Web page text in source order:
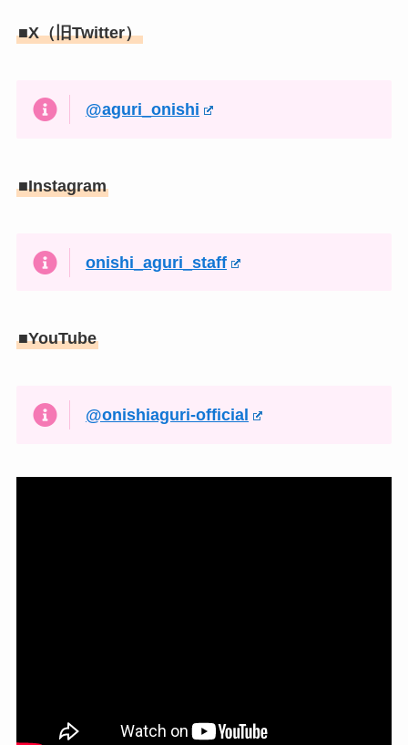
■X（旧Twitter）
@aguri_onishi
■Instagram
onishi_aguri_staff
■YouTube
@onishiaguri-official